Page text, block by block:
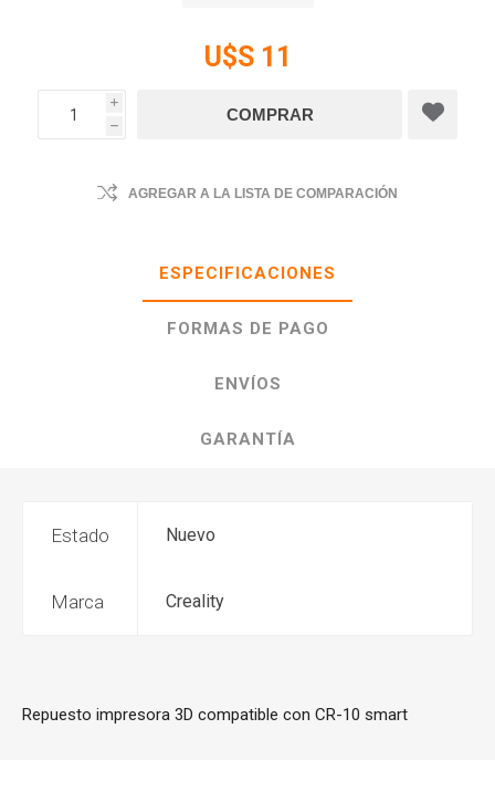
U$S 11
i
h
AGREGAR A LA LISTA DE COMPARACIÓN
ESPECIFICACIONES
FORMAS DE PAGO
ENVÍOS
GARANTÍA
Estado Nuevo
Marca Creality
Repuesto impresora 3D compatible con CR-10 smart